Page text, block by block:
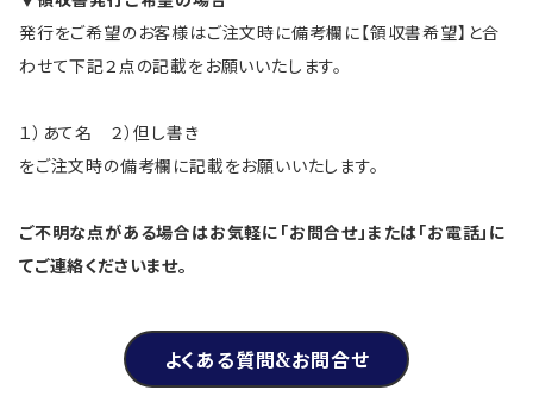
発行をご希望のお客様はご注文時に備考欄に【領収書希望】と合
わせて下記２点の記載をお願いいたします。
１）あて名 ２）但し書き
をご注文時の備考欄に記載をお願いいたします。
ご不明な点がある場合はお気軽に「お問合せ」または「お電話」に
てご連絡くださいませ。
よくある質問&お問合せ